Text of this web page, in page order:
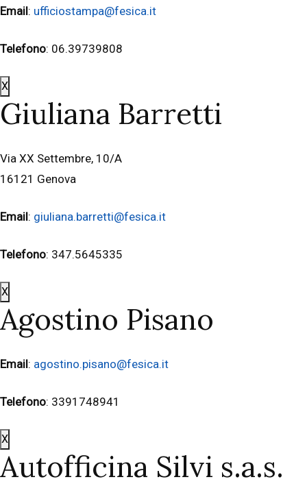
Email: ufficiostampa@fesica.it
Telefono: 06.39739808
X
Giuliana Barretti
Via XX Settembre, 10/A
16121 Genova
Email: giuliana.barretti@fesica.it
Telefono: 347.5645335
X
Agostino Pisano
Email: agostino.pisano@fesica.it
Telefono: 3391748941
X
Autofficina Silvi s.a.s.